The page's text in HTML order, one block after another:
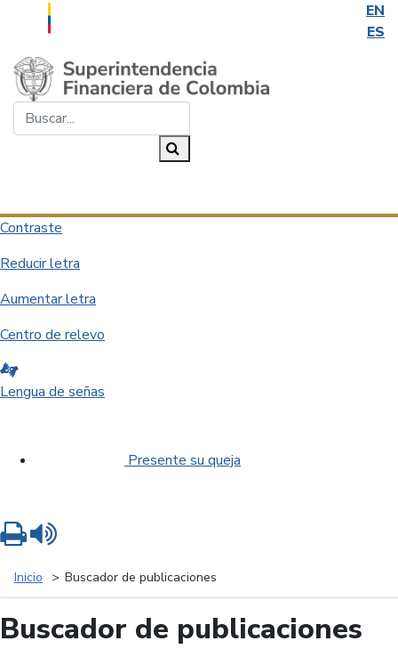
EN
ES
Saltar al contenido principal
Contraste
Reducir letra
Aumentar letra
Centro de relevo
Lengua de señas
Presente su queja
Inicio Buscador de publicaciones
Buscador de publicaciones
Imprimir